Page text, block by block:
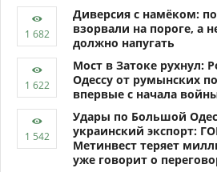
Диверсия с намёком:
взорвали на пороге, а
должно напугать
Мост в Затоке рухнул:
Одессу от румынских
впервые с начала
Удары по Большой
украинский экспорт:
Метинвест теряет
уже говорит о